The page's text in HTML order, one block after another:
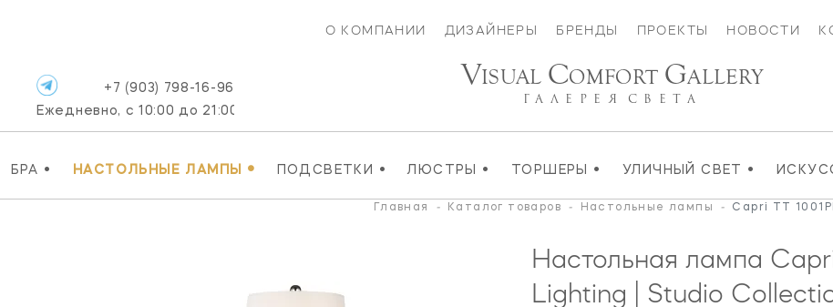
О КОМПАНИИ ДИЗАЙНЕРЫ БРЕНДЫ ПРОЕКТЫ НОВОСТИ
БРА • НАСТОЛЬНЫЕ ЛАМПЫ • ПОДСВЕТКИ • ЛЮСТРЫ • ТОРШЕРЫ • УЛИЧНЫЙ СВЕТ •
+7 (903) 798-16-96
Ежедневно, с 10:00 до 21:00
VISUAL COMFORT GALLERY
ГАЛЕРЕЯ СВЕТА
Главная - Каталог товаров - Настольные лампы - Capri TT
Настольная лампа
Lighting | Studio